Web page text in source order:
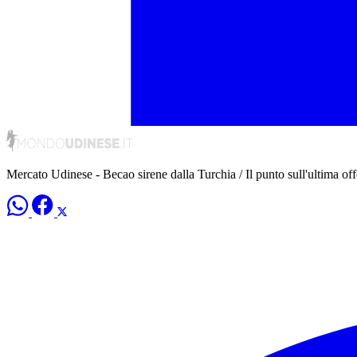
Mercato Udinese - Becao sirene dalla Turchia / Il punto sull'ultima